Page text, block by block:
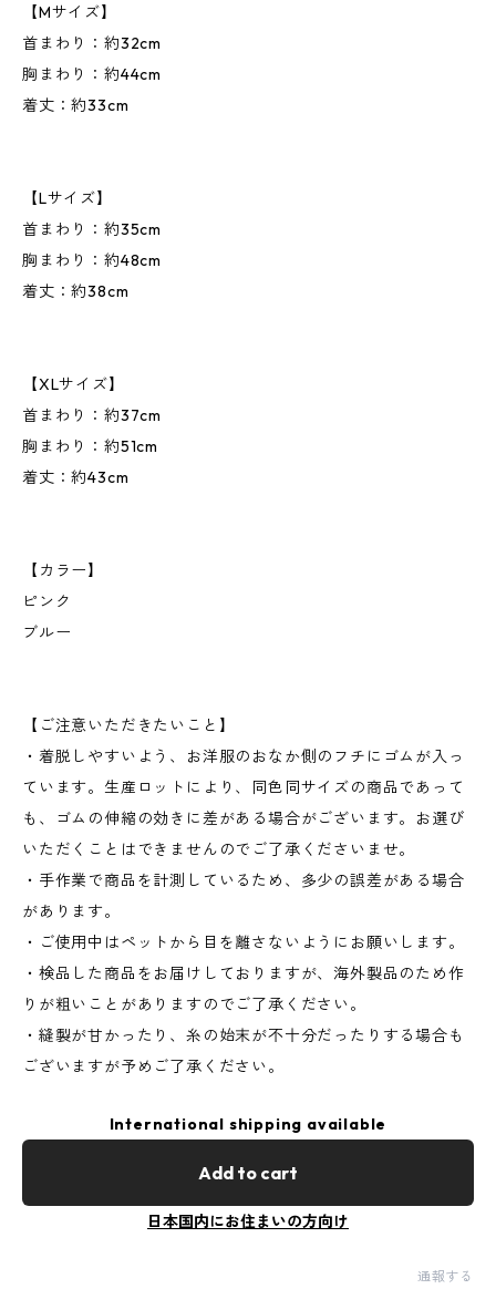
【Mサイズ】
首まわり：約32cm
胸まわり：約44cm
着丈：約33cm
【Lサイズ】
首まわり：約35cm
胸まわり：約48cm
着丈：約38cm
【XLサイズ】
首まわり：約37cm
胸まわり：約51cm
着丈：約43cm
【カラー】
ピンク
ブルー
【ご注意いただきたいこと】
・着脱しやすいよう、お洋服のおなか側のフチにゴムが入っ
ています。生産ロットにより、同色同サイズの商品であって
も、ゴムの伸縮の効きに差がある場合がございます。お選び
いただくことはできませんのでご了承くださいませ。
・手作業で商品を計測しているため、多少の誤差がある場合
があります。
・ご使用中はペットから目を離さないようにお願いします。
・検品した商品をお届けしておりますが、海外製品のため作
りが粗いことがありますのでご了承ください。
・縫製が甘かったり、糸の始末が不十分だったりする場合も
ございますが予めご了承ください。
International shipping available
Add to cart
日本国内にお住まいの方向け
通報する